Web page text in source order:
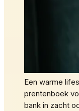
Een warme
prentenboek
bank in zacht